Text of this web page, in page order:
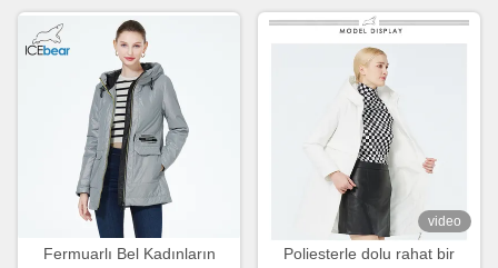
Fermuarlı Bel Kadınların
video
Poliesterle dolu rahat bir